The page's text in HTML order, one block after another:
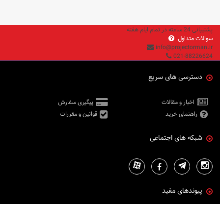
پشتیبانی 24 ساعته در تمام ایام هفته
سوالات متداول
info@projectorman.ir
021-88226624
دسترسی های سریع
اخبار و مقالات
پیگیری سفارش
راهنمای خرید
قوانین و مقررات
شبکه های اجتماعی
پیوندهای مفید